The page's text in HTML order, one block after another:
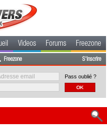
Videos Forums Freezone
Freezone S'inscrire
Pass oublié ?